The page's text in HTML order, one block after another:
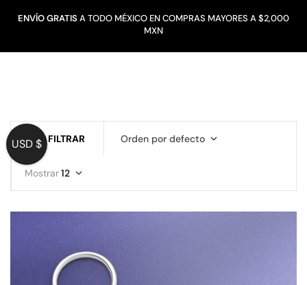
ENVÍO GRATISA TODO MÉXICO EN COMPRAS MAYORES A $2,000
MXN
FILTRAR Orden por defecto
Mostrar12
USD $